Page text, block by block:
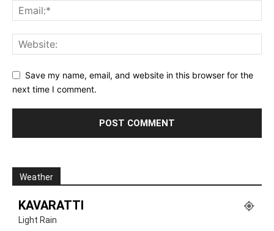
Save my name, email, and website in this browser for the
next time I comment.
Weather
KAVARATTI
Light Rain